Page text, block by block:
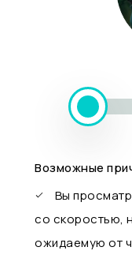
Возможные
Вы
со скоростью,
ожидаемую от